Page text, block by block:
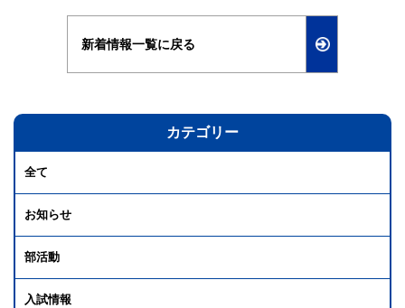
新着情報一覧に戻る
カテゴリー
全て
お知らせ
部活動
入試情報